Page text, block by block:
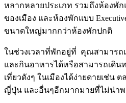
หลากหลายประเภท รวมถึงห้องพัก
ของเมือง และห้องพักแบบ
ขนาดใหญ่มากกว่าห้องพักปกติ
ในช่วงเวลาที่พักอยู่ที่ คุณสามารถ
และกินอาหารได้หรือสามารถเดิน
เที่ยวดังๆ ในเมืองได้ง่ายดายเช่น
ญี่ปุ่น และอื่นๆอีกมากมายที่ไม่น่าพ